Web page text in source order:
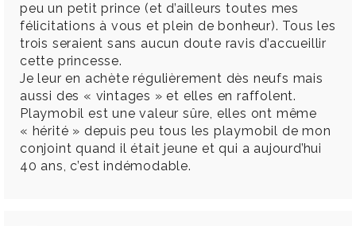
peu un petit prince (et d’ailleurs toutes mes
félicitations à vous et plein de bonheur). Tous les
trois seraient sans aucun doute ravis d’accueillir
cette princesse.
Je leur en achète régulièrement dès neufs mais
aussi des « vintages » et elles en raffolent.
Playmobil est une valeur sûre, elles ont même
« hérité » depuis peu tous les playmobil de mon
conjoint quand il était jeune et qui a aujourd’hui
40 ans, c’est indémodable.